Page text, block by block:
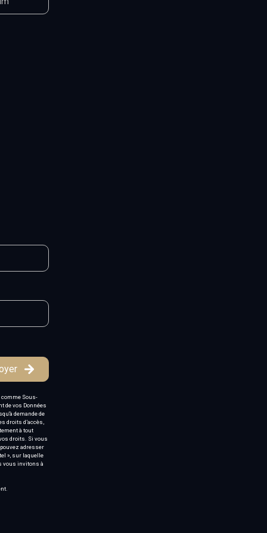
Sous-
de vos Données
demande de
droits d’accès,
à tout
droits. Si vous
adresser
», sur laquelle
vous invitons à